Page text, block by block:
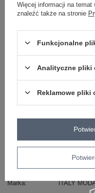
Zobacz
Masz pytanie? Chętnie
Zadzwoń+48 601 547
skład materiału : 90%
sposób prania : pranie w
Kod produktu
IT-BZ-
Marka
ITALY
Więcej informacji na temat
znaleźć także na stronie
Funkcjonalne
Analityczne pliki
Reklamowe pliki